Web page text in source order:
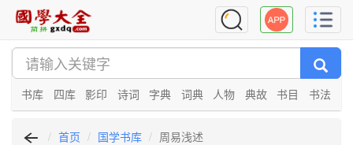
书库 四库 影印 诗词 字典 词典 人物 典故 书目 书法
首页 国学书库 周易浅述